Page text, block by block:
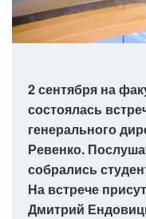
2 сентября на
состоялась
генерального
Ревенко.
собрались
На встрече
Дмитрий